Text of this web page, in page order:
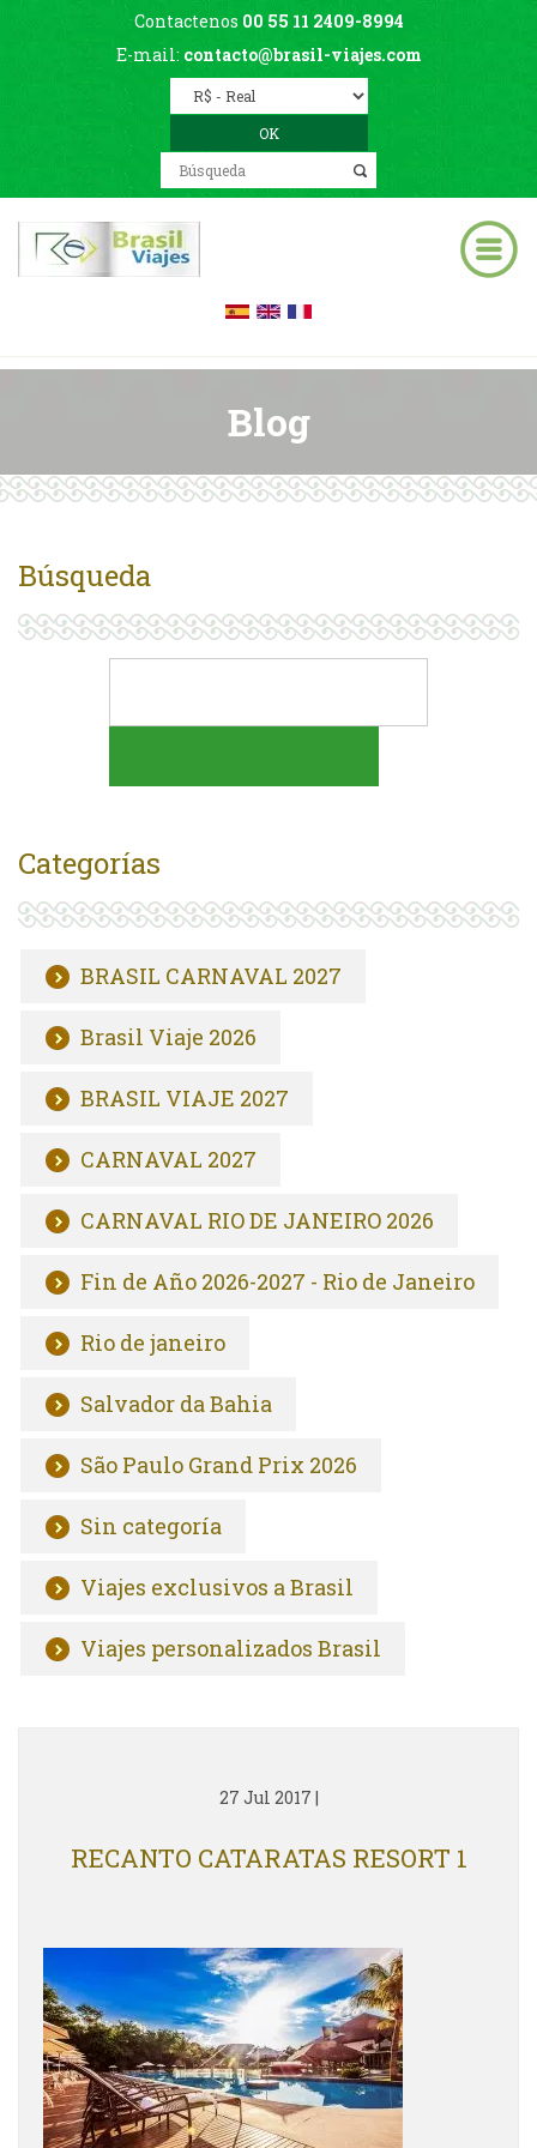
Contactenos 00 55 11 2409-8994
E-mail: contacto@brasil-viajes.com
Blog
Búsqueda
Categorías
BRASIL CARNAVAL 2027
Brasil Viaje 2026
BRASIL VIAJE 2027
CARNAVAL 2027
CARNAVAL RIO DE JANEIRO 2026
Fin de Año 2026-2027 - Rio de Janeiro
Rio de janeiro
Salvador da Bahia
São Paulo Grand Prix 2026
Sin categoría
Viajes exclusivos a Brasil
Viajes personalizados Brasil
27 Jul 2017 |
RECANTO CATARATAS RESORT 1